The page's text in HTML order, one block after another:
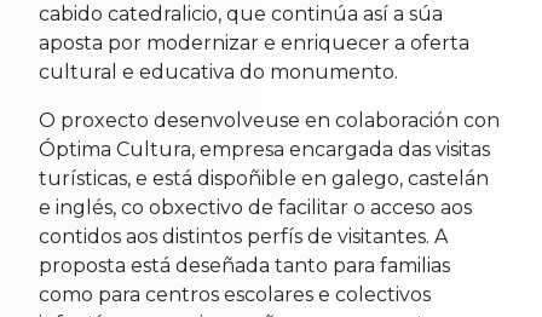
cabido catedralicio, que continúa así a súa
aposta por modernizar e enriquecer a oferta
cultural e educativa do monumento.
O proxecto desenvolveuse en colaboración con
Óptima Cultura, empresa encargada das visitas
turísticas, e está dispoñible en galego, castelán
e inglés, co obxectivo de facilitar o acceso aos
contidos aos distintos perfís de visitantes. A
proposta está deseñada tanto para familias
como para centros escolares e colectivos